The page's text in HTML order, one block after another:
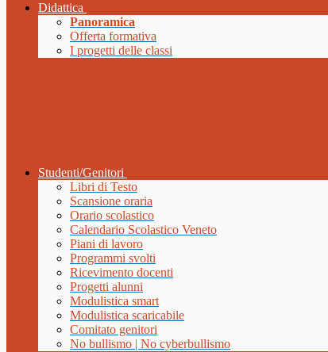
Didattica
Panoramica
Offerta formativa
I progetti delle classi
Studenti/Genitori
Libri di Testo
Scansione oraria
Orario scolastico
Calendario Scolastico Veneto
Piani di lavoro
Programmi svolti
Ricevimento docenti
Progetti alunni
Modulistica smart
Modulistica scaricabile
Comitato genitori
No bullismo | No cyberbullismo